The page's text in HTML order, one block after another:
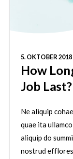
5. OKTOBER 2018
How
Job Last?
Ne aliquip
quae ita
aliquip do
nostrud